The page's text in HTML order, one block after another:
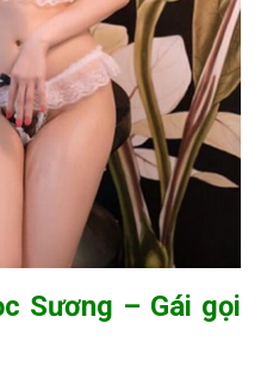
Sương – Gái gọi